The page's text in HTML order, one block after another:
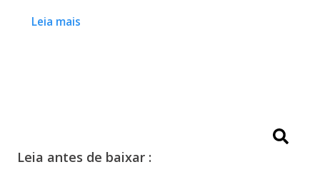
Leia mais
Leia antes de baixar :